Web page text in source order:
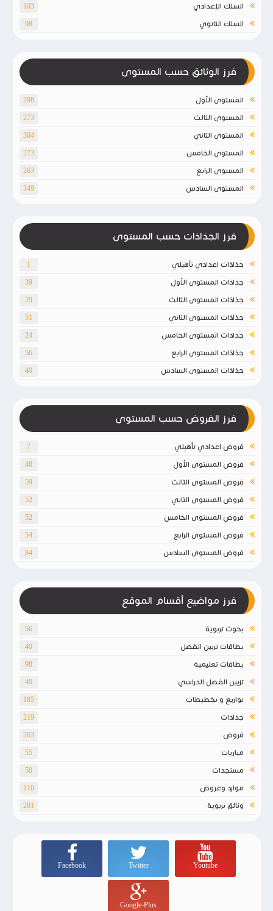
السلك الإعدادي 103
السلك الثانوي 98
فرز الوثائق حسب المستوى
المستوى الأول 298
المستوى الثالث 273
المستوى الثاني 304
المستوى الخامس 273
المستوى الرابع 263
المستوى السادس 349
فرز الجذاذات حسب المستوى
جذاذات اعدادي تأهيلي 1
جذاذات المستوى الأول 39
جذاذات المستوى الثالث 29
جذاذات المستوى الثاني 51
جذاذات المستوى الخامس 24
جذاذات المستوى الرابع 56
جذاذات المستوى السادس 40
فرز الفروض حسب المستوى
فروض اعدادي تأهيلي 7
فروض المستوى الأول 48
فروض المستوى الثالث 59
فروض المستوى الثاني 52
فروض المستوى الخامس 52
فروض المستوى الرابع 54
فروض المستوى السادس 84
فرز مواضيع أقسام الموقع
بحوث تربوية 56
بطاقات تزيين الفصل 40
بطاقات تعليمية 98
تزيين الفصل الدراسي 40
توازيع و تخطيطات 185
جذاذات 219
فروض 263
مباريات 55
مستجدات 50
موارد وعروض 110
وثائق تربوية 281
Youtube
Twitter
Facebook
Google-Plus